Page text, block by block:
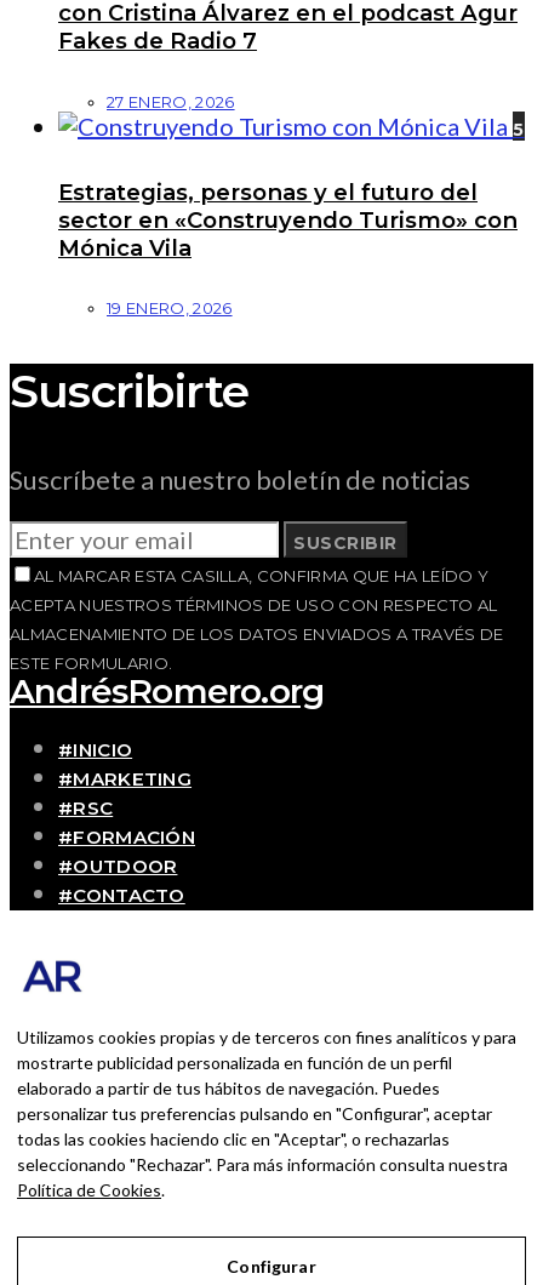
con Cristina Álvarez en el podcast Agur
Fakes de Radio 7
27 ENERO, 2026
5
Estrategias, personas y el futuro del
sector en «Construyendo Turismo» con
Mónica Vila
19 ENERO, 2026
Suscribirte
Suscríbete a nuestro boletín de noticias
SUSCRIBIR
AL MARCAR ESTA CASILLA, CONFIRMA QUE HA LEÍDO Y
ACEPTA NUESTROS TÉRMINOS DE USO CON RESPECTO AL
ALMACENAMIENTO DE LOS DATOS ENVIADOS A TRAVÉS DE
ESTE FORMULARIO.
AndrésRomero.org
#INICIO
#MARKETING
#RSC
#FORMACIÓN
#OUTDOOR
#CONTACTO
Blog personal y profesional de Andrés Romero.
persona que disfruta con lo que hace cada día
BUSCAR POR:
BUSCAR
Ingresa las palabras de la búsqueda y presiona
Enter.
Utilizamos cookies propias y de terceros con fines analíticos y para
mostrarte publicidad personalizada en función de un perfil
elaborado a partir de tus hábitos de navegación. Puedes
personalizar tus preferencias pulsando en "Configurar", aceptar
todas las cookies haciendo clic en "Aceptar", o rechazarlas
seleccionando "Rechazar". Para más información consulta nuestra
Política de Cookies.
Configurar